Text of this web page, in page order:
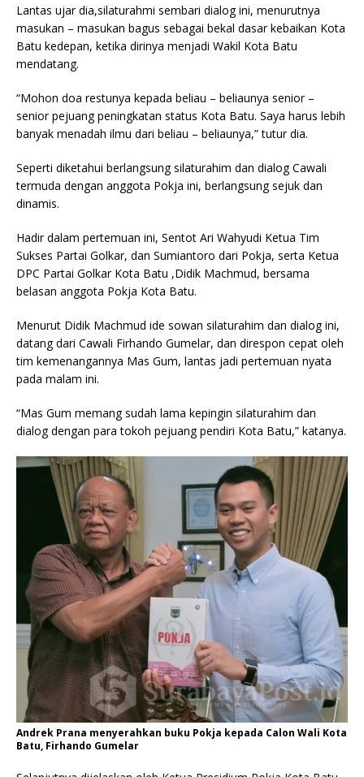
Lantas ujar dia,silaturahmi sembari dialog ini, menurutnya
masukan – masukan bagus sebagai bekal dasar kebaikan Kota
Batu kedepan, ketika dirinya menjadi Wakil Kota Batu
mendatang.
“Mohon doa restunya kepada beliau – beliaunya senior –
senior pejuang peningkatan status Kota Batu. Saya harus lebih
banyak menadah ilmu dari beliau – beliaunya,” tutur dia.
Seperti diketahui berlangsung silaturahim dan dialog Cawali
termuda dengan anggota Pokja ini, berlangsung sejuk dan
dinamis.
Hadir dalam pertemuan ini, Sentot Ari Wahyudi Ketua Tim
Sukses Partai Golkar, dan Sumiantoro dari Pokja, serta Ketua
DPC Partai Golkar Kota Batu ,Didik Machmud, bersama
belasan anggota Pokja Kota Batu.
Menurut Didik Machmud ide sowan silaturahim dan dialog ini,
datang dari Cawali Firhando Gumelar, dan direspon cepat oleh
tim kemenangannya Mas Gum, lantas jadi pertemuan nyata
pada malam ini.
“Mas Gum memang sudah lama kepingin silaturahim dan
dialog dengan para tokoh pejuang pendiri Kota Batu,” katanya.
Andrek Prana menyerahkan buku Pokja kepada Calon Wali Kota
Batu, Firhando Gumelar